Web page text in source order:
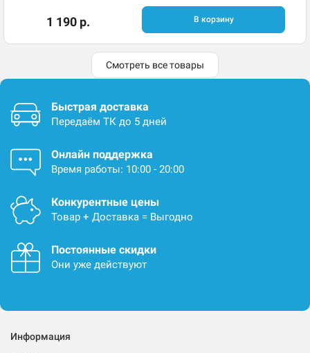
1 190 р. В корзину
Смотреть все товары
Быстрая доставка
Передаём ТК до 5 дней
Онлайн поддержка
Время работы: 10:00 - 20:00
Конкурентные цены
Товар + Доставка = Выгодно
Постоянные скидки
Они уже действуют
Информация